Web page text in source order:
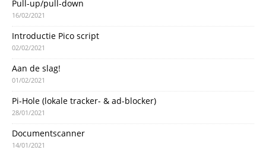
Pull-up/pull-down
16/02/2021
Introductie Pico script
02/02/2021
Aan de slag!
01/02/2021
Pi-Hole (lokale tracker- & ad-blocker)
28/01/2021
Documentscanner
14/01/2021